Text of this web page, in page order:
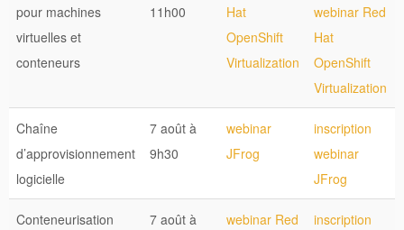
pour machines
virtuelles et
conteneurs
11h00
Hat
OpenShift
Virtualization
webinar Red
Hat
OpenShift
Virtualization
Chaîne
d’approvisionnement
logicielle
7 août à
9h30
webinar
JFrog
inscription
webinar
JFrog
Conteneurisation
7 août à
webinar Red
inscription